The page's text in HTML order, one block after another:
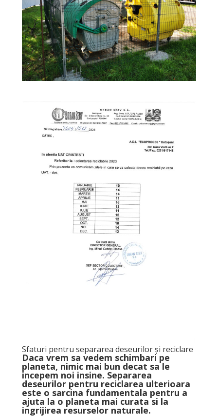
Sfaturi pentru separarea deseurilor și reciclare
Daca vrem sa vedem schimbari pe
planeta, nimic mai bun decat sa le
incepem noi insine. Separarea
deseurilor pentru reciclarea ulterioara
este o sarcina fundamentala pentru a
ajuta la o planeta mai curata si la
ingrijirea resurselor naturale.